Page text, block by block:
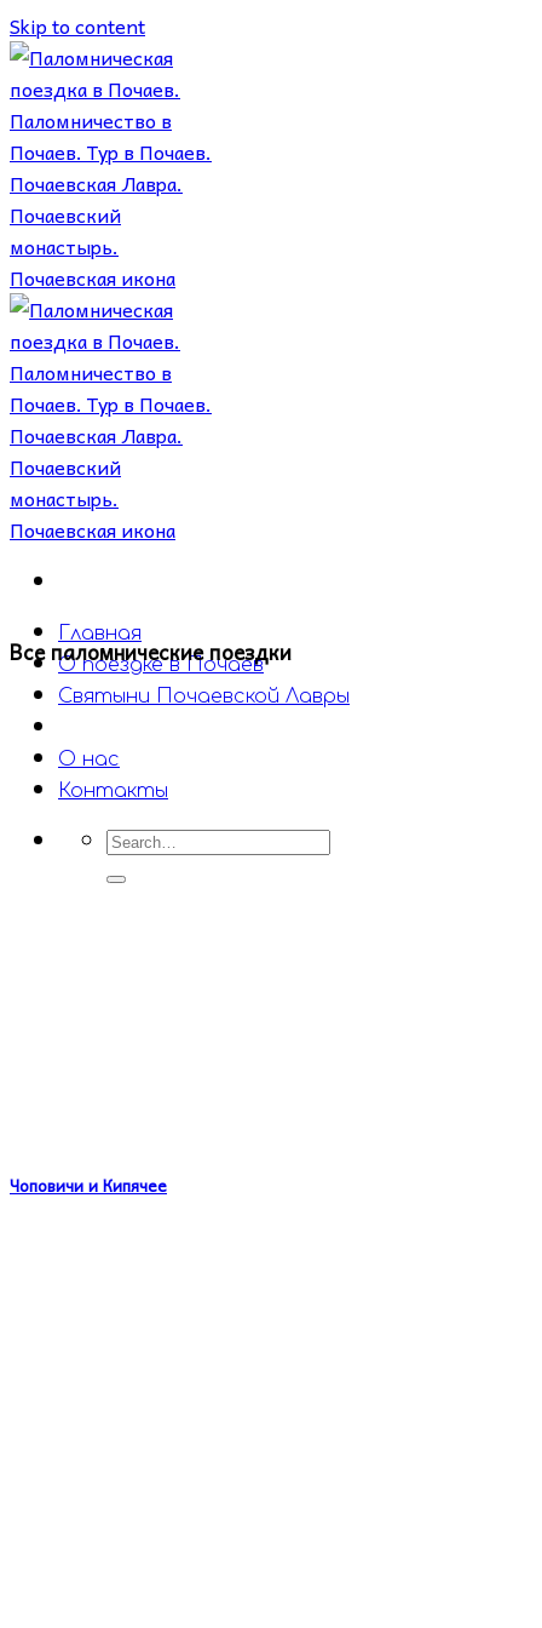
Skip to content
Главная
О поездке в Почаев
Святыни Почаевской Лавры
О нас
Контакты
Все паломнические поездки
Чоповичи и Кипячее